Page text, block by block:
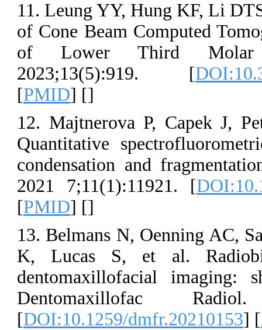
11. Leung YY,
of Cone Beam
of Lower
12.
Quantitative
condensation
2021
13. Belmans
K, Lucas S,
[DOI:10.1259/